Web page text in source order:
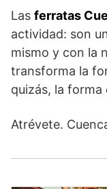
Las ferratas
actividad: son
mismo y con la
transforma la
quizás, la forma
Atrévete.